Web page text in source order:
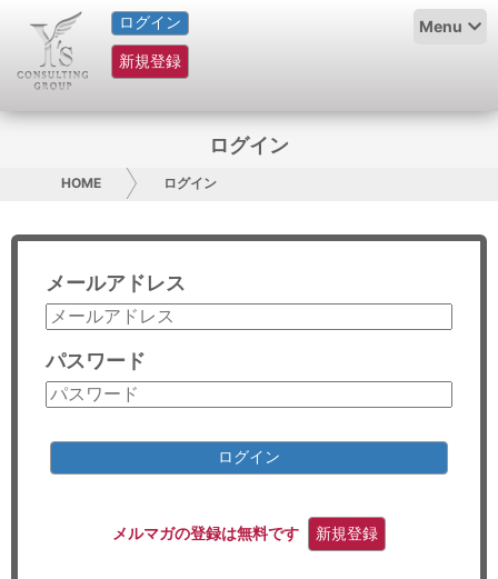
ログイン
新規登録
Menu
HOME
サービス紹介
グループ概要
採用情報
お問い合わせ
コンサルティング
リサーチ
ログイン
HOME ログイン
メールアドレス
パスワード
ログイン
メルマガの登録は無料です 新規登録